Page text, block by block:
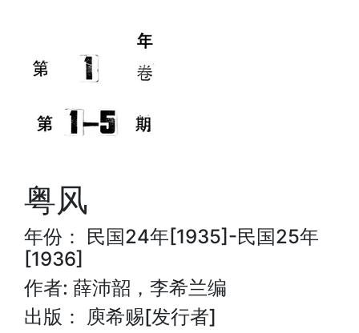
粤风
年份： 民国24年[1935]-民国25年
[1936]
作者: 薛沛韶，李希兰编
出版： 庾希赐[发行者]